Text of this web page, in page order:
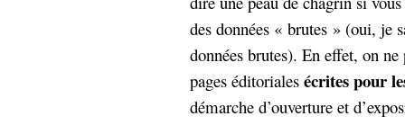
des données « brutes » (oui, je
données brutes). En effet, on
pages éditoriales écrites pour
démarche d’ouverture et